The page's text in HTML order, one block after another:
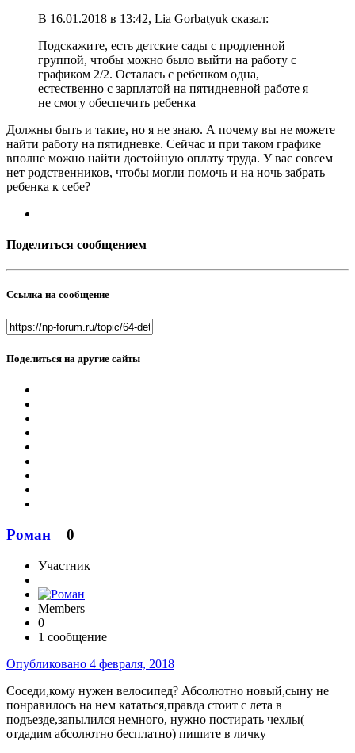
В 16.01.2018 в 13:42, Lia Gorbatyuk сказал:
Подскажите, есть детские сады с продленной
группой, чтобы можно было выйти на работу с
графиком 2/2. Осталась с ребенком одна,
естественно с зарплатой на пятидневной работе я
не смогу обеспечить ребенка
Должны быть и такие, но я не знаю. А почему вы не можете
найти работу на пятидневке. Сейчас и при таком графике
вполне можно найти достойную оплату труда. У вас совсем
нет родственников, чтобы могли помочь и на ночь забрать
ребенка к себе?
Поделиться сообщением
Ссылка на сообщение
Поделиться на другие сайты
Роман 0
Участник
Members
0
1 сообщение
Опубликовано 4 февраля, 2018
Соседи,кому нужен велосипед? Абсолютно новый,сыну не
понравилось на нем кататься,правда стоит с лета в
подъезде,запылился немного, нужно постирать чехлы(
отдадим абсолютно бесплатно) пишите в личку